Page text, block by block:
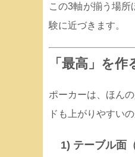
この3軸が揃う場
験に近づきます。
「最高」を
ポーカーは、ほん
ドも上がりやすい
1) テーブル面